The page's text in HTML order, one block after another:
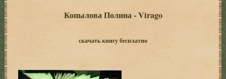
Копылова Полина - Virago
скачать книгу бесплатно